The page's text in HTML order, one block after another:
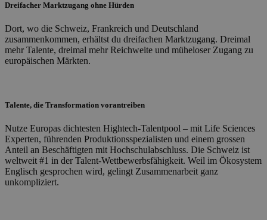
Dreifacher Marktzugang ohne Hürden
Dort, wo die Schweiz, Frankreich und Deutschland
zusammenkommen, erhältst du dreifachen Marktzugang. Dreimal
mehr Talente, dreimal mehr Reichweite und müheloser Zugang zu
europäischen Märkten.
Talente, die Transformation vorantreiben
Nutze Europas dichtesten Hightech-Talentpool – mit Life Sciences
Experten, führenden Produktionsspezialisten und einem grossen
Anteil an Beschäftigten mit Hochschulabschluss. Die Schweiz ist
weltweit #1 in der Talent-Wettbewerbsfähigkeit. Weil im Ökosystem
Englisch gesprochen wird, gelingt Zusammenarbeit ganz
unkompliziert.